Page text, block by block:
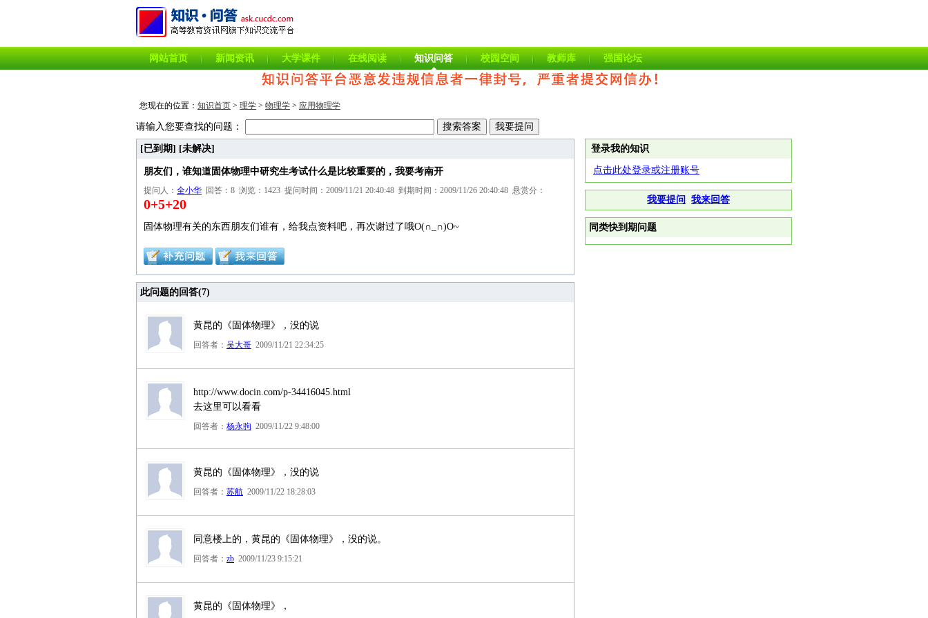
网站首页 新闻资讯 大学课件 在线阅读 知识问答 校园空间 教师库 强国论坛
您现在的位置： 知识首页 > 理学 > 物理学 > 应用物理学
请输入您要查找的问题：
[已到期] [未解决]
朋友们，谁知道固体物理中研究生考试什么是比较重要的，我要考南开
提问人： 全小华 回答：8 浏览：1423 提问时间：2009/11/21 20:40:48 到期时间：2009/11/26 20:40:48 悬赏分：
0+5+20
固体物理有关的东西朋友们谁有，给我点资料吧，再次谢过了哦O(∩_∩)O~
此问题的回答(7)
黄昆的《固体物理》，没的说
回答者： 吴大哥 2009/11/21 22:34:25
http://www.docin.com/p-34416045.html
去这里可以看看
回答者： 杨永驹 2009/11/22 9:48:00
黄昆的《固体物理》，没的说
回答者： 苏航 2009/11/22 18:28:03
同意楼上的，黄昆的《固体物理》，没的说。
回答者： zb 2009/11/23 9:15:21
黄昆的《固体物理》，
登录我的知识
点击此处登录或注册账号
我要提问 我来回答
同类快到期问题